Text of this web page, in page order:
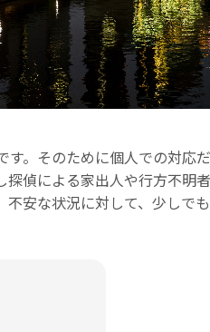
。そのために個人での対
偵による家出人や行方不
安な状況に対して、少し